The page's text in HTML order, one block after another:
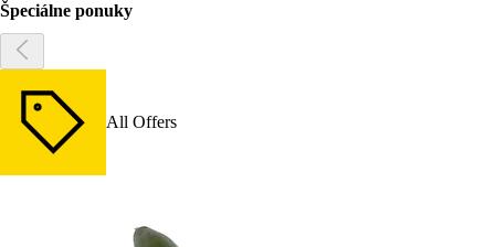
Špeciálne ponuky
All Offers